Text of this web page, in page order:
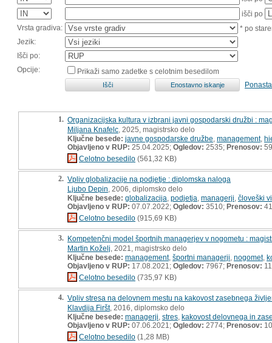
išči po
Vrsta gradiva:
* po
Jezik:
Išči po:
Opcije:
Prikaži samo zadetke s celotnim besedilom
1. Organizacijska kultura v izbrani javni gospodarski družbi :
Miljana Knafelc , 2025, magistrsko delo
Ključne besede: javne gospodarske družbe management,
Objavljeno v RUP: 25.04.2025; Ogledov: 2535; Prenosov: 59
Celotno besedilo (561,32 KB)
2. Vpliv globalizacije na podjetje : diplomska naloga
Ljubo Depin , 2006, diplomsko delo
Ključne besede: globalizacija podjetja managerji človeški
Objavljeno v RUP: 07.07.2022; Ogledov: 3510; Prenosov: 41
Celotno besedilo (915,69 KB)
3. Kompetenčni model športnih managerjev v nogometu :
Martin Koželj , 2021, magistrsko delo
Ključne besede: management, športni managerji nogomet,
Objavljeno v RUP: 17.08.2021; Ogledov: 7967; Prenosov:
Celotno besedilo (735,97 KB)
4. Vpliv stresa na delovnem mestu na kakovost zasebnega
Klavdija Firšt, 2016, diplomsko delo
Ključne besede: managerji stres kakovost delovnega in
Objavljeno v RUP: 07.06.2021; Ogledov: 2774; Prenosov:
Celotno besedilo (1,28 MB)